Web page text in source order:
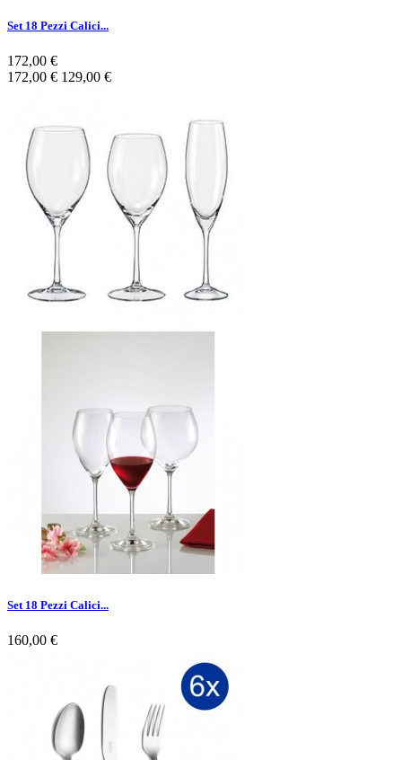
Set 18 Pezzi Calici...
172,00 €
172,00 € 129,00 €
Set 18 Pezzi Calici...
160,00 €